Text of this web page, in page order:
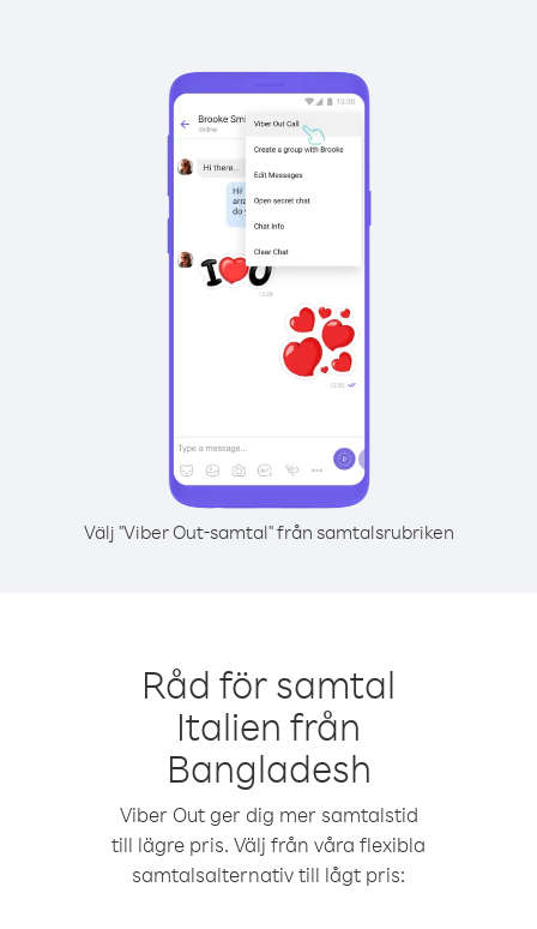
Välj "Viber Out-samtal" från samtalsrubriken
Råd för samtal
Italien från
Bangladesh
Viber Out ger dig mer samtalstid
till lägre pris. Välj från våra flexibla
samtalsalternativ till lågt pris: